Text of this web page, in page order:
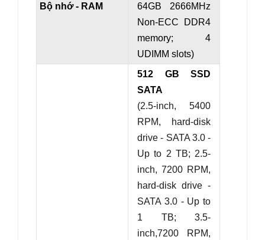
Bộ nhớ - RAM
64GB 2666MHz
Non-ECC DDR4
memory; 4
UDIMM slots)
512 GB SSD
SATA
(2.5-inch, 5400
RPM, hard-disk
drive - SATA 3.0 -
Up to 2 TB; 2.5-
inch, 7200 RPM,
hard-disk drive -
SATA 3.0 - Up to
1 TB; 3.5-
inch,7200 RPM,